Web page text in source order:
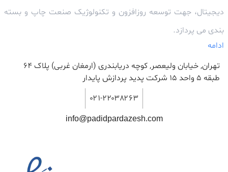
دیجیتال، جهت توسعه روزافزون و تکنولوژیک صنعت چاپ و بسته
بندی می پردازد.
ادامه
تهران, خیابان ولیعصر, کوچه دریابندری (ارمغان غربی) پلاک 64
طبقه ۵ واحد ۱۵ شرکت پدید پردازش پایدار
۰۲۱-۲۲۰۳۸۲۶۳
info@padidpardazesh.com